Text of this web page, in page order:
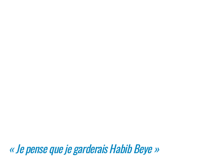
« Je pense que je garderais Habib Beye »